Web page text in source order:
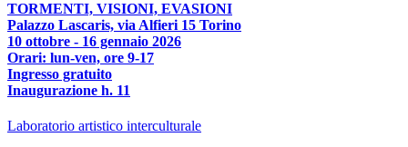
TORMENTI, VISIONI, EVASIONI
Palazzo Lascaris, via Alfieri 15 Torino
10 ottobre - 16 gennaio 2026
Orari: lun-ven, ore 9-17
Ingresso gratuito
Inaugurazione h. 11
Laboratorio artistico interculturale